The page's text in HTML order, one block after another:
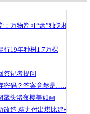
重庆宠物领养日
：万物皆可“盘”独觉相声
行19年种树1.7万棵
答记者提问
密码？答案竟然是……
鼋头渚夜樱美如画
造 精力付出堪比建楼